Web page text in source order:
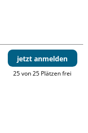
jetzt anmelden
25 von 25 Plätzen frei